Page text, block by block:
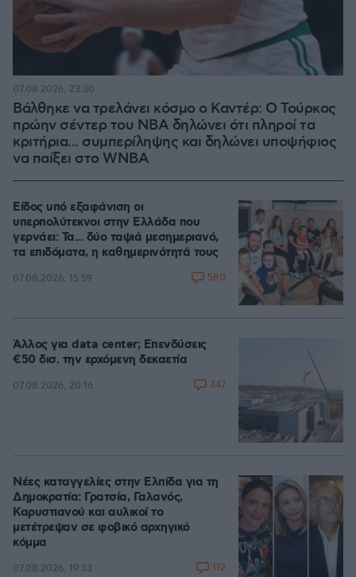
Βάλθηκε να τρελάνει κόσμο ο Καντέρ: Ο Τούρκος
πρώην σέντερ του NBA δηλώνει ότι πληροί τα
κριτήρια... συμπερίληψης και δηλώνει υποψήφιος
να παίξει στο WNBA
07.08.2026, 23:30
Είδος υπό εξαφάνιση οι
υπερπολύτεκνοι στην Ελλάδα που
γερνάει: Τα... δύο ταψιά μεσημεριανό,
τα επιδόματα, η καθημερινότητά τους
07.08.2026, 15:59 580
Άλλος για data center; Επενδύσεις
€50 δισ. την ερχόμενη δεκαετία
07.08.2026, 20:16 347
Νέες καταγγελίες στην Ελπίδα για τη
Δημοκρατία: Γρατσία, Γαλανός,
Καρυστιανού και αυλικοί το
μετέτρεψαν σε φοβικό αρχηγικό
κόμμα
07.08.2026, 19:33 112